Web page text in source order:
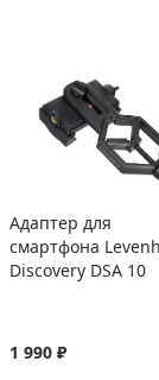
Адаптер для
смартфона
Discovery DSA 10
1 990 ₽